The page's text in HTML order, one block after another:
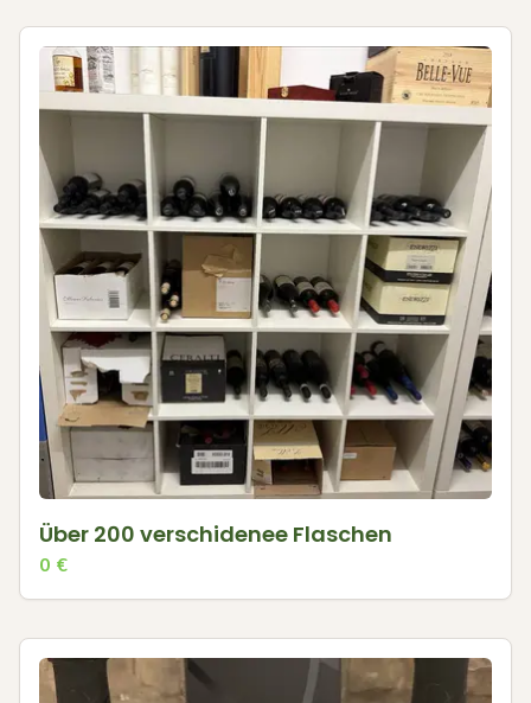
Über 200 verschidenee Flaschen
0 €